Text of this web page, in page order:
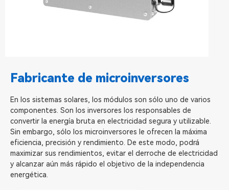
Fabricante de microinversores
En los sistemas solares, los módulos son sólo uno de varios
componentes. Son los inversores los responsables de
convertir la energía bruta en electricidad segura y utilizable.
Sin embargo, sólo los microinversores le ofrecen la máxima
eficiencia, precisión y rendimiento. De este modo, podrá
maximizar sus rendimientos, evitar el derroche de electricidad
y alcanzar aún más rápido el objetivo de la independencia
energética.